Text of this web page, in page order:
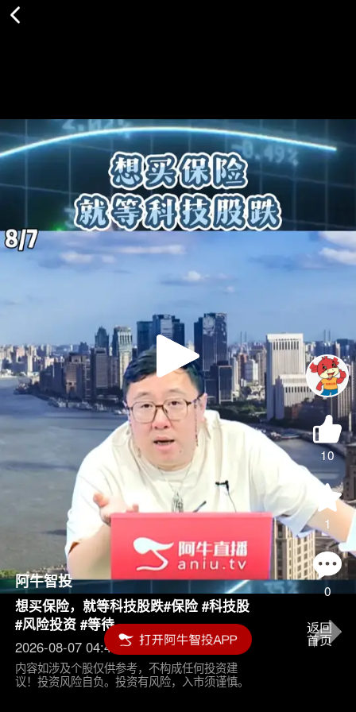
Play
Video
10
1
0
阿牛智投
想买保险，就等科技股跌#保险 #科技股
#风险投资 #等待
2026-08-07 04:45
内容如涉及个股仅供参考，不构成任何投资建
议！投资风险自负。投资有风险，入市须谨慎。